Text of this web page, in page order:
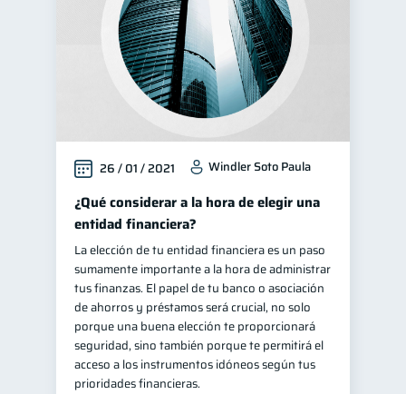
26 / 01 / 2021 Windler Soto Paula
¿Qué considerar a la hora de elegir una
entidad financiera?
La elección de tu entidad financiera es un paso
sumamente importante a la hora de administrar
tus finanzas. El papel de tu banco o asociación
de ahorros y préstamos será crucial, no solo
porque una buena elección te proporcionará
seguridad, sino también porque te permitirá el
acceso a los instrumentos idóneos según tus
prioridades financieras.